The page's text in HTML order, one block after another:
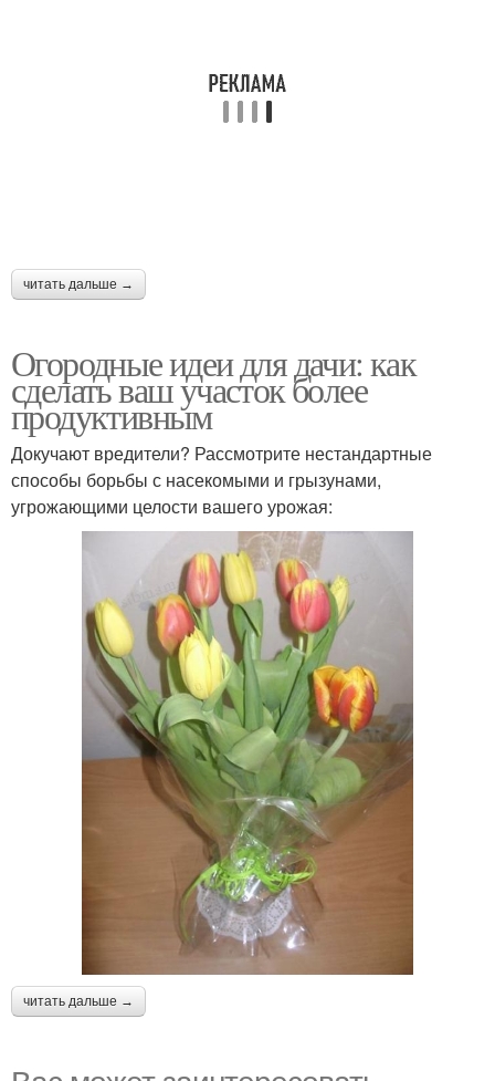
читать дальше →
Огородные идеи для дачи: как
сделать ваш участок более
продуктивным
Докучают вредители? Рассмотрите нестандартные
способы борьбы с насекомыми и грызунами,
угрожающими целости вашего урожая:
читать дальше →